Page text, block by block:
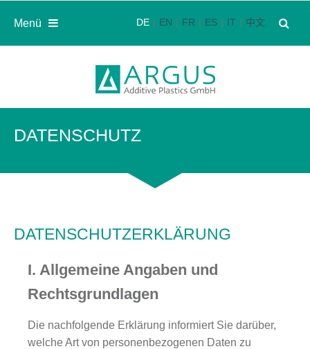
Menü DE EN FR ES IT 中文
DATENSCHUTZ
DATENSCHUTZERKLÄRUNG
I. Allgemeine Angaben und
Rechtsgrundlagen
Die nachfolgende Erklärung informiert Sie darüber,
welche Art von personenbezogenen Daten zu